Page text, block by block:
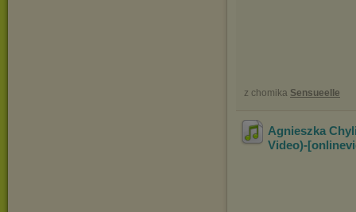
z chomika Sensueelle
Agnieszka
Video)-